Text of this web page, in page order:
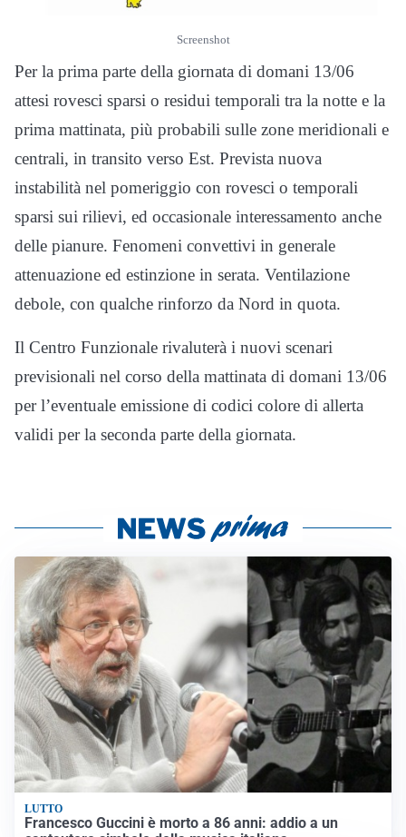
Screenshot
Per la prima parte della giornata di domani 13/06
attesi rovesci sparsi o residui temporali tra la notte e la
prima mattinata, più probabili sulle zone meridionali e
centrali, in transito verso Est. Prevista nuova
instabilità nel pomeriggio con rovesci o temporali
sparsi sui rilievi, ed occasionale interessamento anche
delle pianure. Fenomeni convettivi in generale
attenuazione ed estinzione in serata. Ventilazione
debole, con qualche rinforzo da Nord in quota.
Il Centro Funzionale rivaluterà i nuovi scenari
previsionali nel corso della mattinata di domani 13/06
per l’eventuale emissione di codici colore di allerta
validi per la seconda parte della giornata.
LUTTO
Francesco Guccini è morto a 86 anni: addio a un